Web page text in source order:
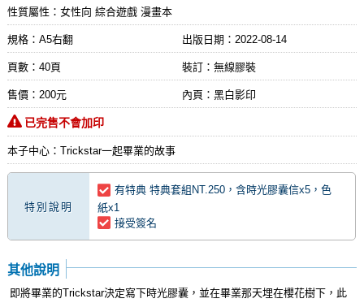
性質屬性：女性向 綜合遊戲 漫畫本
規格：A5右翻 出版日期： 2022-08-14
頁數：40頁 裝訂：無線膠裝
售價：200元 內頁：黑白影印
已完售不會加印
本子中心：Trickstar一起畢業的故事
特別說明
有特典 特典套組NT.250，含時光膠囊信x5，色
紙x1
接受簽名
其他說明
即將畢業的Trickstar決定寫下時光膠囊，並在畢業那天埋在櫻花樹下，此